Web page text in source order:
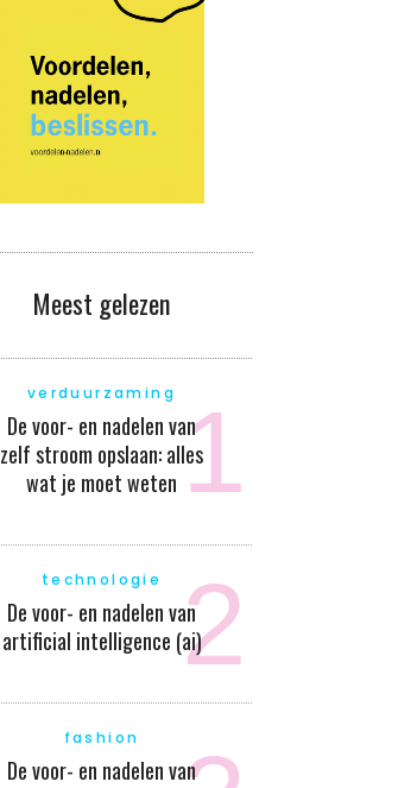
Meest gelezen
verduurzaming
De voor- en nadelen van
zelf stroom opslaan: alles
wat je moet weten
technologie
De voor- en nadelen van
artificial intelligence (ai)
fashion
De voor- en nadelen van